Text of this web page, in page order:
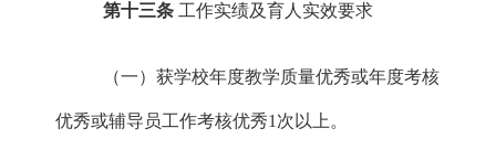
第十三条 工作实绩及育人实效要求
（一）获学校年度教学质量优秀或年度考核
优秀或辅导员工作考核优秀1次以上。